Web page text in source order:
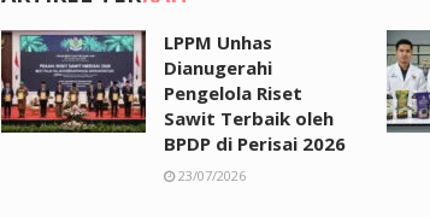
LPPM Unhas
Dianugerahi
Pengelola Riset
Sawit Terbaik oleh
BPDP di Perisai 2026
23/07/2026